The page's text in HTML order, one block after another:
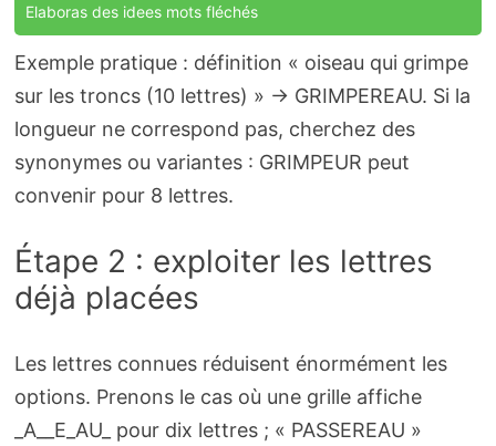
Elaboras des idees mots fléchés
Exemple pratique : définition « oiseau qui grimpe
sur les troncs (10 lettres) » → GRIMPEREAU. Si la
longueur ne correspond pas, cherchez des
synonymes ou variantes : GRIMPEUR peut
convenir pour 8 lettres.
Étape 2 : exploiter les lettres
déjà placées
Les lettres connues réduisent énormément les
options. Prenons le cas où une grille affiche
_A__E_AU_ pour dix lettres ; « PASSEREAU »